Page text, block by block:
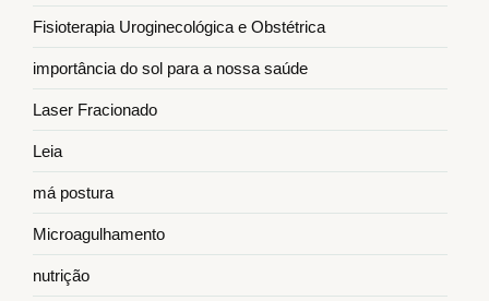
Fisioterapia Uroginecológica e Obstétrica
importância do sol para a nossa saúde
Laser Fracionado
Leia
má postura
Microagulhamento
nutrição